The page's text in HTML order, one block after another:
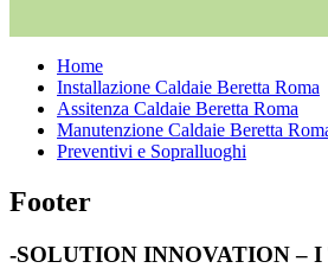
Home
Installazione Caldaie Beretta Roma
Assitenza Caldaie Beretta Roma
Manutenzione Caldaie Beretta
Preventivi e Sopralluoghi
Footer
-SOLUTION INNOVATION –